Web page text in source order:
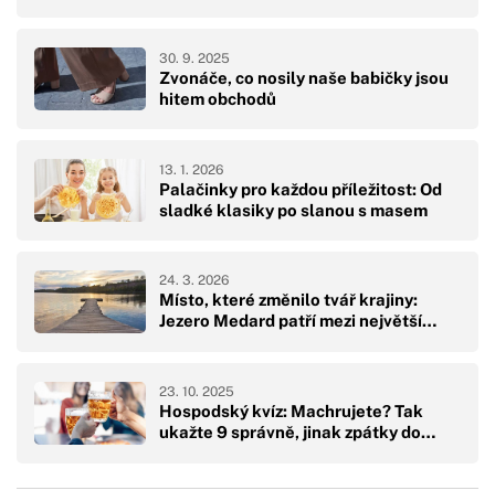
Zvonáče, co nosily naše babičky jsou
hitem obchodů
30. 9. 2025
Palačinky pro každou příležitost: Od
sladké klasiky po slanou s masem
13. 1. 2026
Místo, které změnilo tvář krajiny:
Jezero Medard patří mezi největší…
24. 3. 2026
Hospodský kvíz: Machrujete? Tak
ukažte 9 správně, jinak zpátky do…
23. 10. 2025